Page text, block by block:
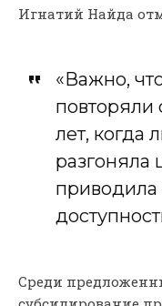
Игнатий Найда
«Важно,
лет, когда
разгоняла
приводила
Среди